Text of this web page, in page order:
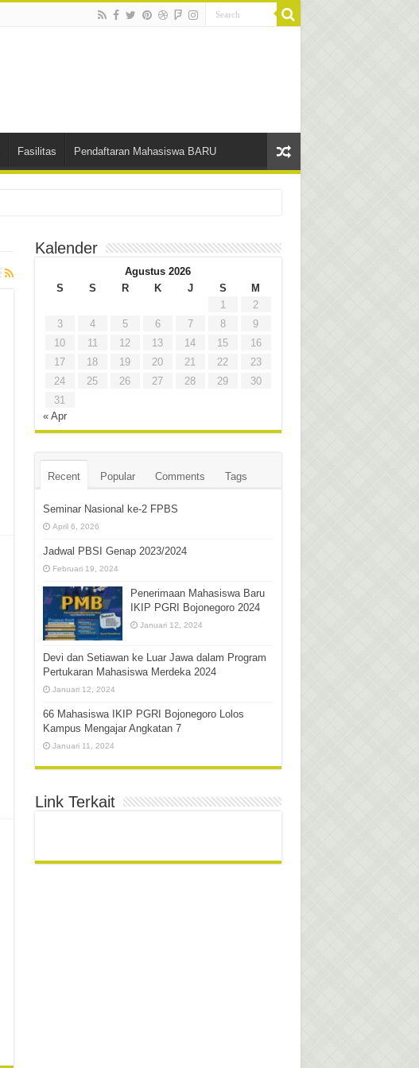
Fasilitas Pendaftaran Mahasiswa BARU
Kalender
Agustus 2026
S
S R K J S
M
1
2
3
4 5 6 7 8
9
10
11 12 13 14 15
16
17
18 19 20 21 22
23
24
25 26 27 28 29
30
31
« Apr
Recent Popular Comments Tags
Seminar Nasional ke-2 FPBS
April 6, 2026
Jadwal PBSI Genap 2023/2024
Februari 19, 2024
Penerimaan Mahasiswa Baru
IKIP PGRI Bojonegoro 2024
Januari 12, 2024
Devi dan Setiawan ke Luar Jawa dalam Program
Pertukaran Mahasiswa Merdeka 2024
Januari 12, 2024
66 Mahasiswa IKIP PGRI Bojonegoro Lolos
Kampus Mengajar Angkatan 7
Januari 11, 2024
Link Terkait